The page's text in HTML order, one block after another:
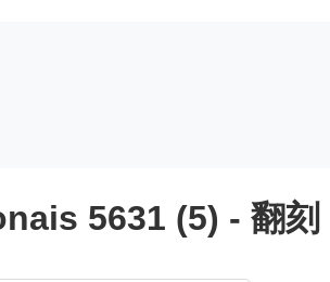
5631 (5) - 翻刻